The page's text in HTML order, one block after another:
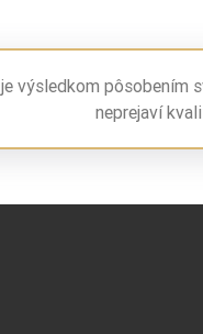
výsledkom
neprejaví